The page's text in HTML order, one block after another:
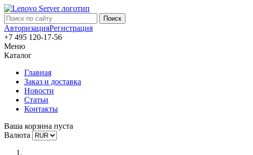
АвторизацияРегистрация
+7 495 120-17-56
Меню
Каталог
Главная
Заказ и доставка
Новости
Статьи
Контакты
Ваша корзина пуста
Валюта